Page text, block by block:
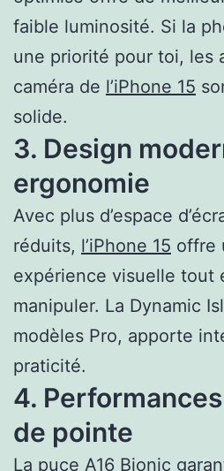
faible luminosité. Si la
une priorité pour toi, les
caméra de l’iPhone 15
solide.
3. Design
ergonomie
Avec plus d’espace
réduits, l’iPhone 15 offre
expérience visuelle tout
manipuler. La Dynamic
modèles Pro, apporte
praticité.
4.
de pointe
La puce A16 Bionic